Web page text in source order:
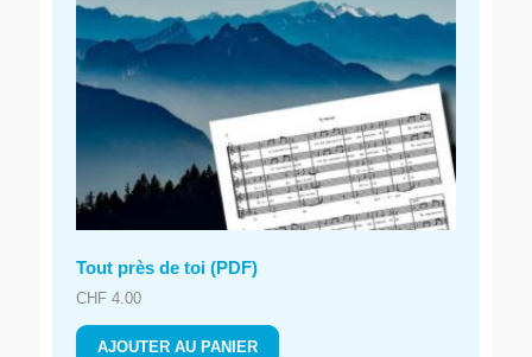
Tout près de toi (PDF)
CHF 4.00
AJOUTER AU PANIER